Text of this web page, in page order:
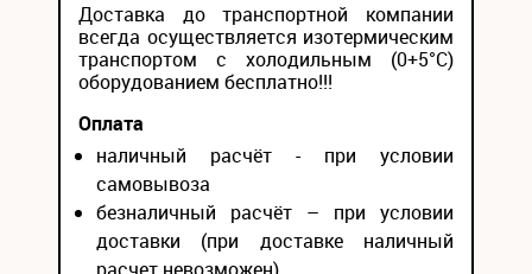
Доставка до транспортной компании
всегда осуществляется изотермическим
транспортом с холодильным (0+5°С)
оборудованием бесплатно!!!
Оплата
наличный расчёт - при условии
самовывоза
безналичный расчёт – при условии
доставки (при доставке наличный